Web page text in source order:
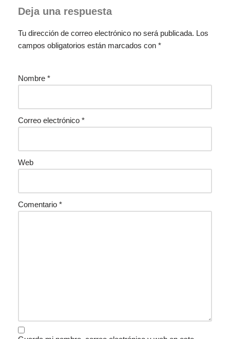
Deja una respuesta
Tu dirección de correo electrónico no será publicada. Los
campos obligatorios están marcados con *
Nombre *
Correo electrónico *
Web
Comentario *